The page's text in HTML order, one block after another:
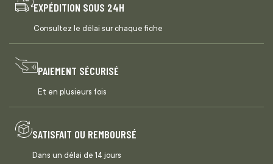
EXPÉDITION SOUS 24H
Consultez le délai sur chaque fiche
PAIEMENT SÉCURISÉ
Et en plusieurs fois
SATISFAIT OU REMBOURSÉ
Dans un délai de 14 jours